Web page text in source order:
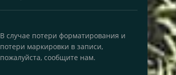
В случае потери форматирования и
потери маркировки в записи,
пожалуйста, сообщите нам.